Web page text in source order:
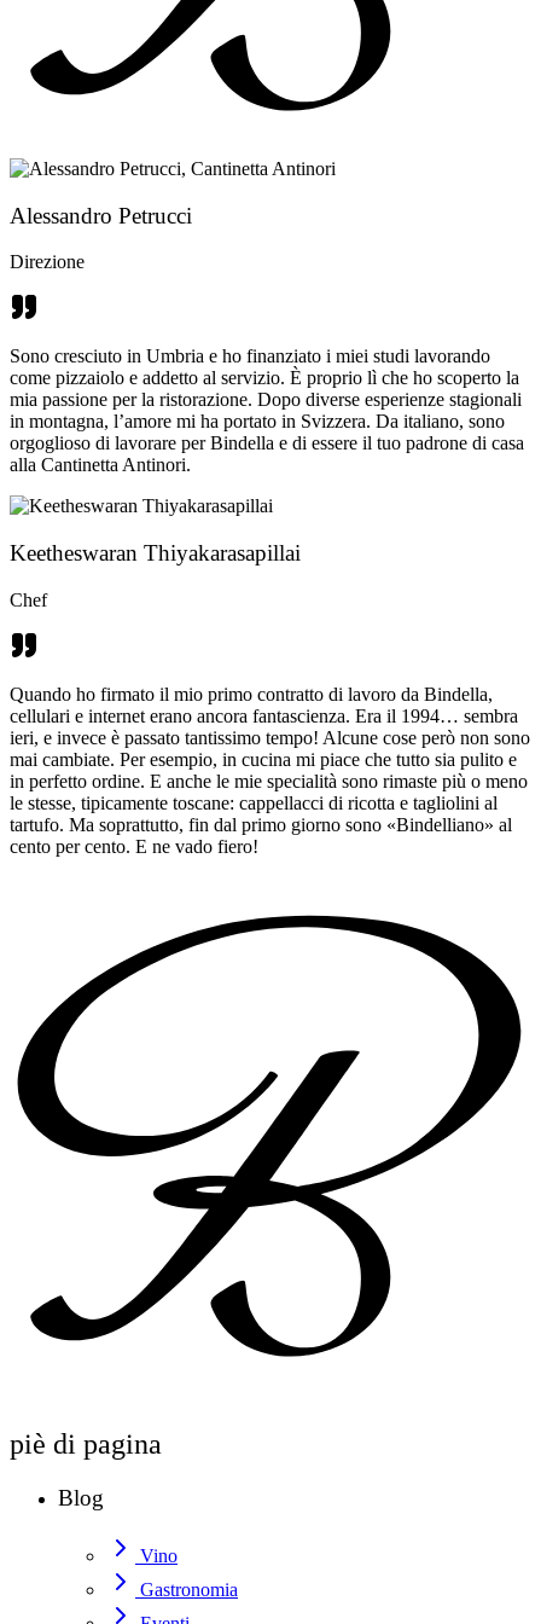
Alessandro Petrucci
Direzione
Sono cresciuto in Umbria e ho finanziato i miei studi lavorando
come pizzaiolo e addetto al servizio. È proprio lì che ho scoperto la
mia passione per la ristorazione. Dopo diverse esperienze stagionali
in montagna, l’amore mi ha portato in Svizzera. Da italiano, sono
orgoglioso di lavorare per Bindella e di essere il tuo padrone di casa
alla Cantinetta Antinori.
Keetheswaran Thiyakarasapillai
Chef
Quando ho firmato il mio primo contratto di lavoro da Bindella,
cellulari e internet erano ancora fantascienza. Era il 1994… sembra
ieri, e invece è passato tantissimo tempo! Alcune cose però non sono
mai cambiate. Per esempio, in cucina mi piace che tutto sia pulito e
in perfetto ordine. E anche le mie specialità sono rimaste più o meno
le stesse, tipicamente toscane: cappellacci di ricotta e tagliolini al
tartufo. Ma soprattutto, fin dal primo giorno sono «Bindelliano» al
cento per cento. E ne vado fiero!
piè di pagina
Blog
Vino
Gastronomia